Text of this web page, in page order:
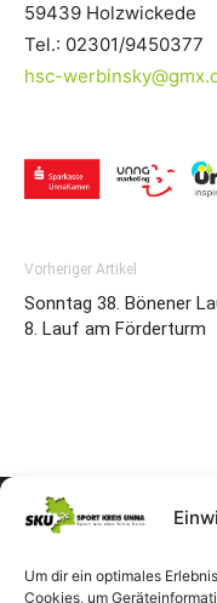
Um dir ein optimales
Cookies, um
59439 Holzwickede
Tel.: 02301/9450377
hsc-
Vorheriger Artikel
Sonntag 38. Bönener
8. Lauf am Förderturm